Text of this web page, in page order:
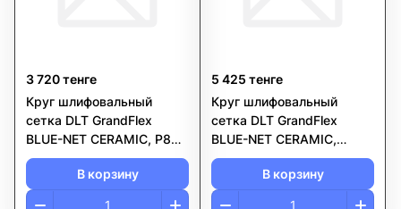
3 720 тенге
Круг шлифовальный
сетка DLT GrandFlex
BLUE-NET CERAMIC, P80,
150 мм, 10шт
В корзину
5 425 тенге
Круг шлифовальный
сетка DLT GrandFlex
BLUE-NET CERAMIC,
P240, 150 мм, 10шт
В корзину